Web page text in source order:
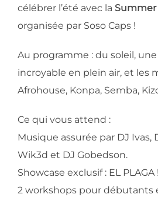
célébrer l’été avec la Summer
organisée par Soso Caps !
​Au programme : du soleil,
incroyable en plein air, et les
Afrohouse, Konpa, Semba,
​Ce qui vous attend :
Musique assurée par DJ Ivas,
Wik3d et DJ Gobedson.
Showcase exclusif : EL PLAGA !
2 workshops pour débutants